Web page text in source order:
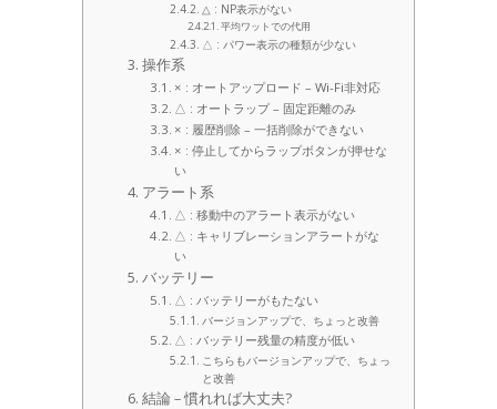
△ : NP表示がない
平均ワットでの代用
△ : パワー表示の種類が少ない
操作系
× : オートアップロード – Wi-Fi非対応
△ : オートラップ – 固定距離のみ
× : 履歴削除 – 一括削除ができない
× : 停止してからラップボタンが押せな
い
アラート系
△ : 移動中のアラート表示がない
△ : キャリブレーションアラートがな
い
バッテリー
△ : バッテリーがもたない
バージョンアップで、ちょっと改善
△ : バッテリー残量の精度が低い
こちらもバージョンアップで、ちょっ
と改善
結論 – 慣れれば大丈夫?